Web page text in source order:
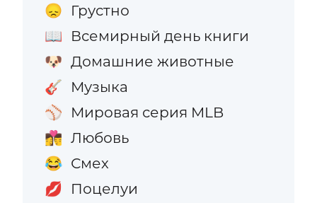
😞 Грустно
📖 Всемирный день книги
🐶 Домашние животные
🎸 Музыка
⚾ Мировая серия MLB
👩‍❤️‍💋‍👨 Любовь
😂 Смех
💋 Поцелуи